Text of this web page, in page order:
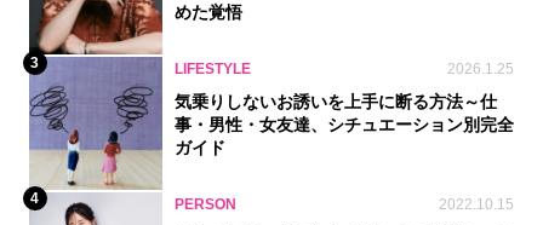
めた覚悟
3 LIFESTYLE 2026.1.25
気乗りしないお誘いを上手に断る方法～仕
事・男性・女友達、シチュエーション別完全
ガイド
4 PERSON 2022.10.15